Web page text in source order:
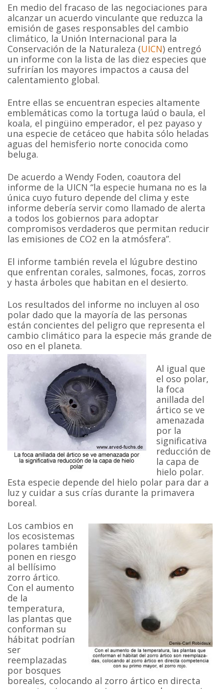
En medio del fracaso de las negociaciones para
alcanzar un acuerdo vinculante que reduzca la
emisión de gases responsables del cambio
climático, la Unión Internacional para la
Conservación de la Naturaleza (UICN) entregó
un informe con la lista de las diez especies que
sufrirían los mayores impactos a causa del
calentamiento global.
Entre ellas se encuentran especies altamente
emblemáticas como la tortuga laúd o baula, el
koala, el pingüino emperador, el pez payaso y
una especie de cetáceo que habita sólo heladas
aguas del hemisferio norte conocida como
beluga.
De acuerdo a Wendy Foden, coautora del
informe de la UICN “la especie humana no es la
única cuyo futuro depende del clima y este
informe debería servir como llamado de alerta
a todos los gobiernos para adoptar
compromisos verdaderos que permitan reducir
las emisiones de CO2 en la atmósfera”.
El informe también revela el lúgubre destino
que enfrentan corales, salmones, focas, zorros
y hasta árboles que habitan en el desierto.
Los resultados del informe no incluyen al oso
polar dado que la mayoría de las personas
están concientes del peligro que representa el
cambio climático para la especie más grande de
oso en el planeta.
Al igual que
el oso polar,
la foca
anillada del
ártico se ve
amenazada
por la
significativa
reducción de
la capa de
hielo polar.
Esta especie depende del hielo polar para dar a
luz y cuidar a sus crías durante la primavera
boreal.
Los cambios en
los ecosistemas
polares también
ponen en riesgo
al bellísimo
zorro ártico.
Con el aumento
de la
temperatura,
las plantas que
conforman su
hábitat podrían
ser
reemplazadas
por bosques
boreales, colocando al zorro ártico en directa